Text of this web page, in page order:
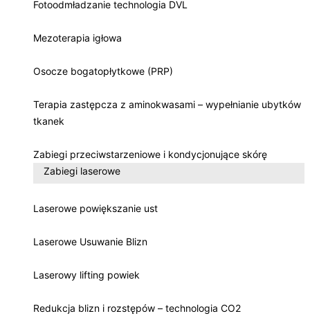
Fotoodmładzanie technologia DVL
Mezoterapia igłowa
Osocze bogatopłytkowe (PRP)
Terapia zastępcza z aminokwasami – wypełnianie ubytków
tkanek
Zabiegi przeciwstarzeniowe i kondycjonujące skórę
Zabiegi laserowe
Laserowe powiększanie ust
Laserowe Usuwanie Blizn
Laserowy lifting powiek
Redukcja blizn i rozstępów – technologia CO2